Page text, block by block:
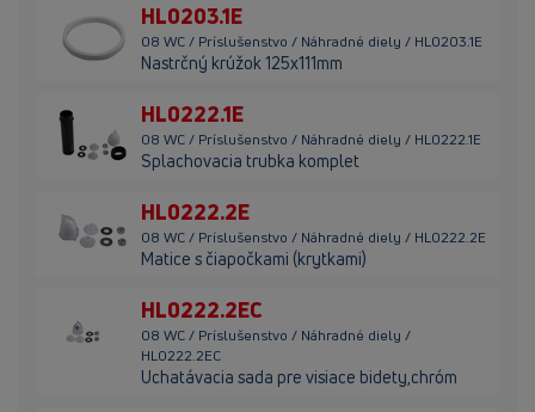
HL0203.1E
08 WC / Príslušenstvo / Náhradné diely / HL0203.1E
Nastrčný krúžok 125x111mm
HL0222.1E
08 WC / Príslušenstvo / Náhradné diely / HL0222.1E
Splachovacia trubka komplet
HL0222.2E
08 WC / Príslušenstvo / Náhradné diely / HL0222.2E
Matice s čiapočkami (krytkami)
HL0222.2EC
08 WC / Príslušenstvo / Náhradné diely /
HL0222.2EC
Uchatávacia sada pre visiace bidety,chróm